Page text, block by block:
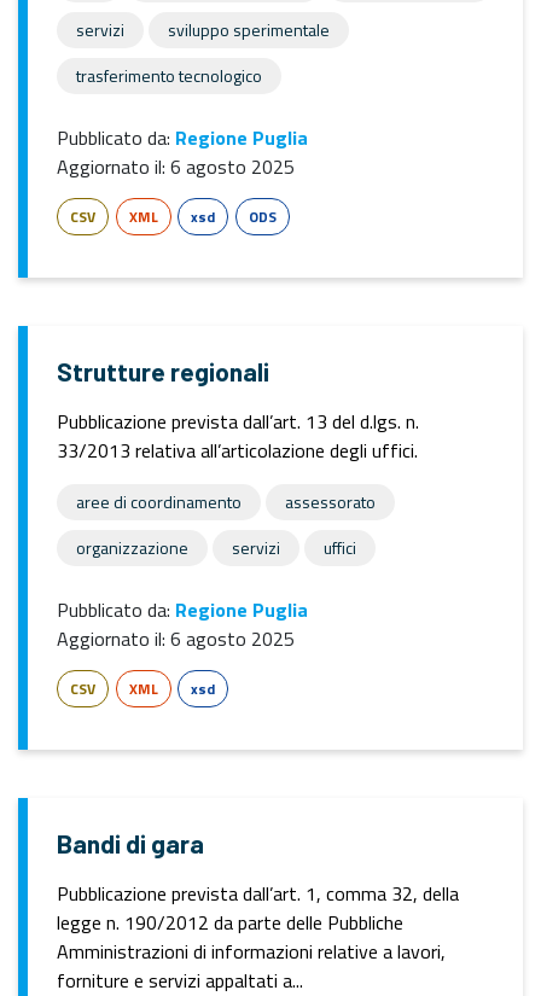
servizi
sviluppo sperimentale
trasferimento tecnologico
Pubblicato da: Regione Puglia
Aggiornato il: 6 agosto 2025
CSV XML xsd ODS
Strutture regionali
Pubblicazione prevista dall’art. 13 del d.lgs. n.
33/2013 relativa all’articolazione degli uffici.
aree di coordinamento
assessorato
organizzazione
servizi uffici
Pubblicato da: Regione Puglia
Aggiornato il: 6 agosto 2025
CSV XML xsd
Bandi di gara
Pubblicazione prevista dall’art. 1, comma 32, della
legge n. 190/2012 da parte delle Pubbliche
Amministrazioni di informazioni relative a lavori,
forniture e servizi appaltati a...